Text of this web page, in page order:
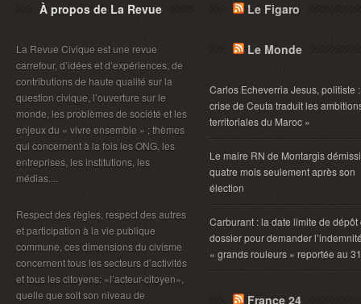
À propos de La Revue
La Revue Civique est une revue
carrefour, d’idées et d’expériences, de
contributions de haute qualité sur la
question civique, l’ouverture sur le
monde, les problèmes de société et les
enjeux du « vivre ensemble » ; thèmes
qui concernent à la fois les ONG, les
entreprises, les institutions, les
médias....
Respect des règles, respect des autres
et participation à la vie publique
commune, ces dimensions du civisme
concernent tous les secteurs d’activités
et tous les citoyens: «l’acteur-citoyen»,
quelle que soit son niveau de
Le Figaro
Le Monde
Carlos Echeverria Jesus, politiste
crise de Ceuta traduit les
territoriales du Maroc »
Le maire RN de Montargis
quatre mois seulement après son
élection
Carburant : la date limite de dépôt
dossier pour demander
« grands rouleurs » reportée au
France 24